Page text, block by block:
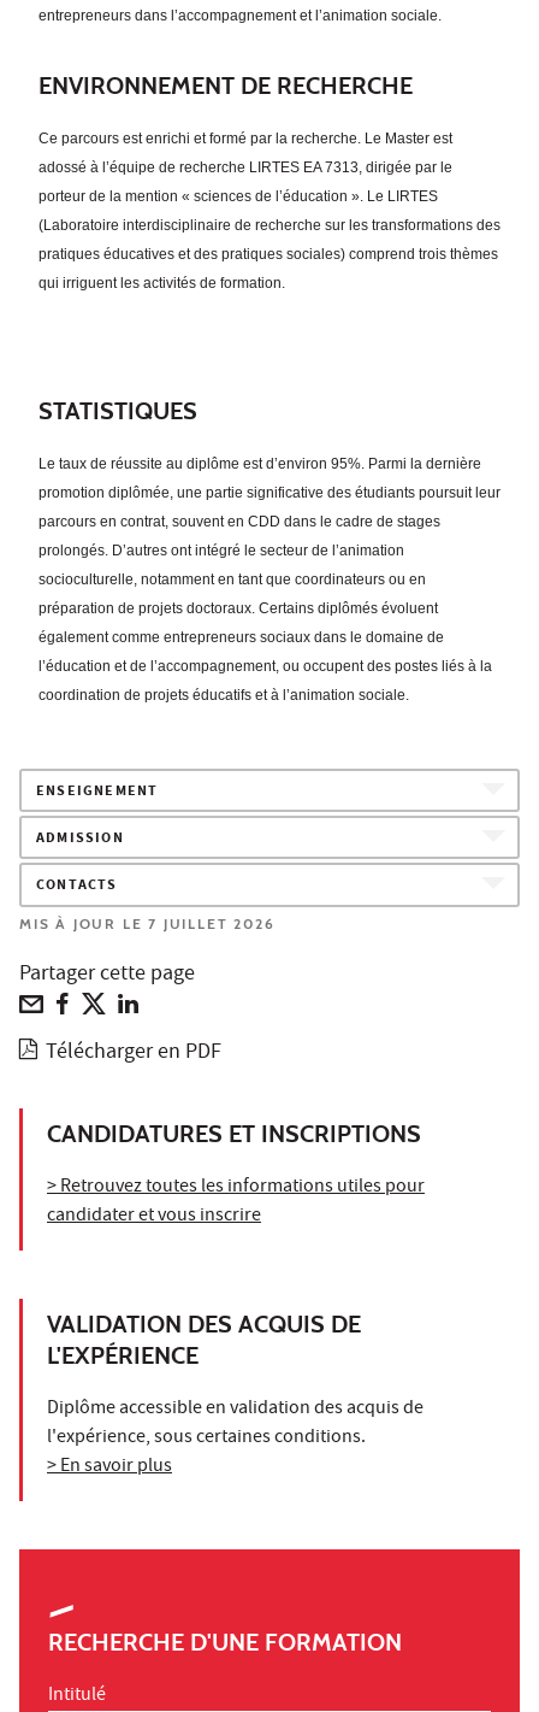
entrepreneurs dans l’accompagnement et l’animation sociale.
ENVIRONNEMENT DE RECHERCHE
Ce parcours est enrichi et formé par la recherche. Le Master est
adossé à l’équipe de recherche LIRTES EA 7313, dirigée par le
porteur de la mention « sciences de l’éducation ». Le LIRTES
(Laboratoire interdisciplinaire de recherche sur les transformations des
pratiques éducatives et des pratiques sociales) comprend trois thèmes
qui irriguent les activités de formation.
STATISTIQUES
Le taux de réussite au diplôme est d’environ 95%. Parmi la dernière
promotion diplômée, une partie significative des étudiants poursuit leur
parcours en contrat, souvent en CDD dans le cadre de stages
prolongés. D’autres ont intégré le secteur de l’animation
socioculturelle, notamment en tant que coordinateurs ou en
préparation de projets doctoraux. Certains diplômés évoluent
également comme entrepreneurs sociaux dans le domaine de
l’éducation et de l’accompagnement, ou occupent des postes liés à la
coordination de projets éducatifs et à l’animation sociale.
ENSEIGNEMENT
ADMISSION
CONTACTS
MIS À JOUR LE 7 JUILLET 2026
Partager cette page
Télécharger en PDF
CANDIDATURES ET INSCRIPTIONS
> Retrouvez toutes les informations utiles pour
candidater et vous inscrire
VALIDATION DES ACQUIS DE
L'EXPÉRIENCE
Diplôme accessible en validation des acquis de
l'expérience, sous certaines conditions.
> En savoir plus
RECHERCHE D'UNE FORMATION
Intitulé